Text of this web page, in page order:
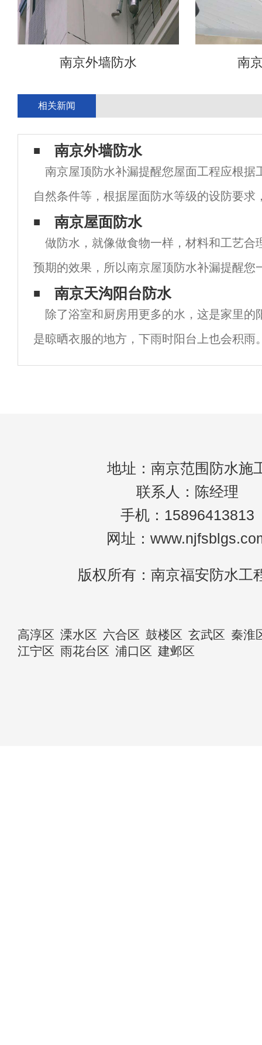
南京外墙防水 南
相关新闻
南京外墙防水
南京屋顶防水补漏提醒您屋面工程应根据
自然条件等，根据屋面防水等级的设防要求
设计，重要部位应有详细图纸；屋面保温层
算确定。屋面防水工程施工前，应对基层进
南京屋面防水
做防水，就像做食物一样，材料和工艺合
预期的效果，所以南京屋顶防水补漏提醒您
禁忌。禁忌1.屋面防水渗漏后，修复室内相
水面)建议：防水不是简单的相应封堵。对
南京天沟阳台防水
除了浴室和厨房用更多的水，这是家里的
是晾晒衣服的地方，下雨时阳台上也会积雨
水措施或排水处理，很容易影响室内的正常
地址：南京范围防水施
联系人：陈经理
手机：15896413813
网址：
版权所有：南京福安防水工
高淳区 溧水区 六合区 鼓楼区 玄武区 秦淮
江宁区 雨花台区 浦口区 建邺区